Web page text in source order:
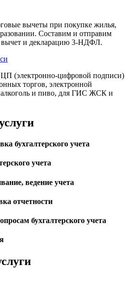
вычеты при покупке жилья,
Составим и отправим
вычет и декларацию 3-НДФЛ.
(электронно-цифровой подписи)
торгов, электронной
и пиво, для ГИС ЖСК и
бухгалтерского учета
учета
ведение учета
отчетности
бухгалтерского учета